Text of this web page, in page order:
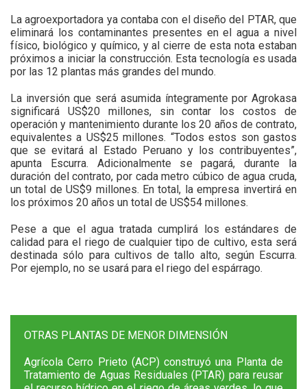
La agroexportadora ya contaba con el diseño del PTAR, que
eliminará los contaminantes presentes en el agua a nivel
físico, biológico y químico, y al cierre de esta nota estaban
próximos a iniciar la construcción. Esta tecnología es usada
por las 12 plantas más grandes del mundo.
La inversión que será asumida íntegramente por Agrokasa
significará US$20 millones, sin contar los costos de
operación y mantenimiento durante los 20 años de contrato,
equivalentes a US$25 millones. “Todos estos son gastos
que se evitará al Estado Peruano y los contribuyentes”,
apunta Escurra. Adicionalmente se pagará, durante la
duración del contrato, por cada metro cúbico de agua cruda,
un total de US$9 millones. En total, la empresa invertirá en
los próximos 20 años un total de US$54 millones.
Pese a que el agua tratada cumplirá los estándares de
calidad para el riego de cualquier tipo de cultivo, esta será
destinada sólo para cultivos de tallo alto, según Escurra.
Por ejemplo, no se usará para el riego del espárrago.
OTRAS PLANTAS DE MENOR DIMENSIÓN
Agrícola Cerro Prieto (ACP) construyó una Planta de
Tratamiento de Aguas Residuales (PTAR) para reusar